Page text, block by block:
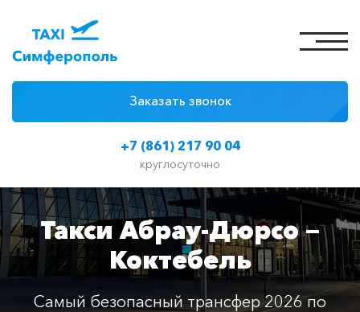
+7 (861) 217 90 04
круглосуточно
Заказать звонок
Цены на такси
Классы автомобилей
Отзывы
Контакты
Такси Абрау-Дюрсо —
Коктебель
Самый безопасный трансфер 2026 по